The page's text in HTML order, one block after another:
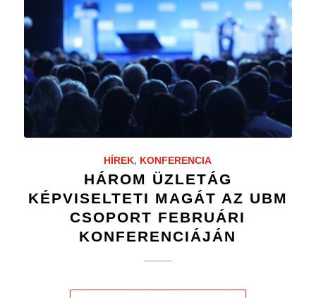
HÍREK, KONFERENCIA
HÁROM ÜZLETÁG
KÉPVISELTETI MAGÁT AZ UBM
CSOPORT FEBRUÁRI
KONFERENCIÁJÁN